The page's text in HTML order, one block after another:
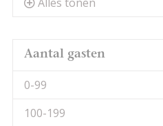
Aantal gasten
0-99
100-199